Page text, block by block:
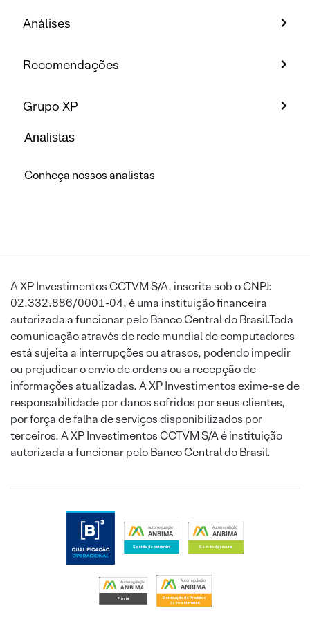
Análises
Recomendações
Grupo XP
Analistas
Conheça nossos analistas
A XP Investimentos CCTVM S/A, inscrita sob o CNPJ:
02.332.886/0001-04, é uma instituição financeira
autorizada a funcionar pelo Banco Central do Brasil.Toda
comunicação através de rede mundial de computadores
está sujeita a interrupções ou atrasos, podendo impedir
ou prejudicar o envio de ordens ou a recepção de
informações atualizadas. A XP Investimentos exime-se de
responsabilidade por danos sofridos por seus clientes,
por força de falha de serviços disponibilizados por
terceiros. A XP Investimentos CCTVM S/A é instituição
autorizada a funcionar pelo Banco Central do Brasil.